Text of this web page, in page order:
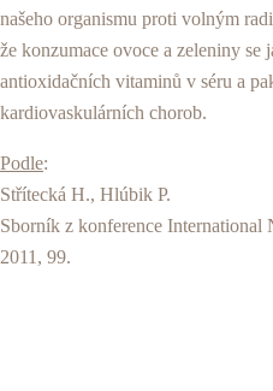
našeho organismu proti volným
že konzumace ovoce a zeleniny se
antioxidačních vitaminů v séru a
kardiovaskulárních chorob.
Podle:
Střítecká H., Hlúbik P.
Sborník z konference
2011, 99.